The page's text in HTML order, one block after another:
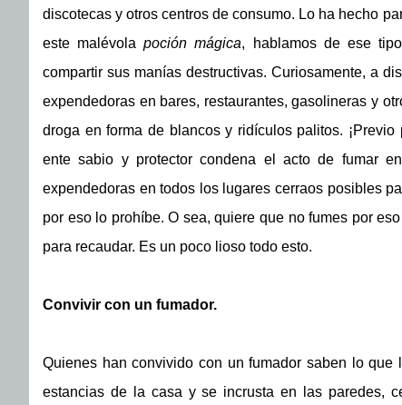
discotecas y otros centros de consumo. Lo ha hecho
este malévolapoción mágica, hablamos de ese
compartir sus manías destructivas. Curiosamente, a
expendedoras en bares, restaurantes, gasolineras y
droga en forma de blancos y ridículos palitos.
ente sabio y protector condena el acto de fumar
expendedoras en todos los lugares cerraos posibles
por eso lo prohíbe. O sea, quiere que no fumes por
para recaudar. Es un poco lioso todo esto.
Convivir con un fumador.
Quienes han convivido con un fumador saben lo
estancias de la casa y se incrusta en las paredes,